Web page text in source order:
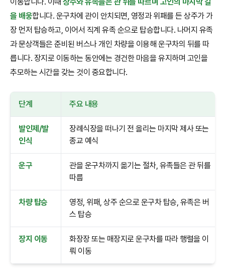
을 배웅합니다. 운구차에 관이 안치되면, 영정과 위패를 든 상주가 가
장 먼저 탑승하고, 이어서 직계 유족 순으로 탑승합니다. 나머지 유족
과 문상객들은 준비된 버스나 개인 차량을 이용해 운구차의 뒤를 따
릅니다. 장지로 이동하는 동안에는 경건한 마음을 유지하며 고인을
추모하는 시간을 갖는 것이 중요합니다.
단계 주요 내용
발인제/발
인식
장례식장을 떠나기 전 올리는 마지막 제사 또는
종교 예식
운구
관을 운구차까지 옮기는 절차, 유족들은 관 뒤를
따름
차량 탑승
영정, 위패, 상주 순으로 운구차 탑승, 유족은 버
스 탑승
장지 이동
화장장 또는 매장지로 운구차를 따라 행렬을 이
뤄 이동